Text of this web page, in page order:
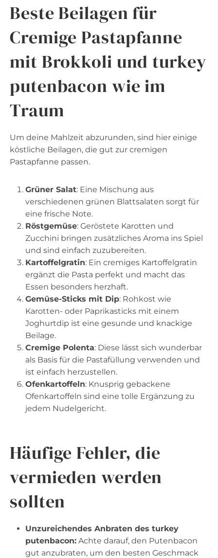
Beste Beilagen für
Cremige Pastapfanne
mit Brokkoli und turkey
putenbacon wie im
Traum
Um deine Mahlzeit abzurunden, sind hier einige
köstliche Beilagen, die gut zur cremigen
Pastapfanne passen.
Grüner Salat: Eine Mischung aus
verschiedenen grünen Blattsalaten sorgt für
eine frische Note.
Röstgemüse: Geröstete Karotten und
Zucchini bringen zusätzliches Aroma ins Spiel
und sind einfach zuzubereiten.
Kartoffelgratin: Ein cremiges Kartoffelgratin
ergänzt die Pasta perfekt und macht das
Essen besonders herzhaft.
Gemüse-Sticks mit Dip: Rohkost wie
Karotten- oder Paprikasticks mit einem
Joghurtdip ist eine gesunde und knackige
Beilage.
Cremige Polenta: Diese lässt sich wunderbar
als Basis für die Pastafüllung verwenden und
ist einfach herzustellen.
Ofenkartoffeln: Knusprig gebackene
Ofenkartoffeln sind eine tolle Ergänzung zu
jedem Nudelgericht.
Häufige Fehler, die
vermieden werden
sollten
Unzureichendes Anbraten des turkey
putenbacon: Achte darauf, den Putenbacon
gut anzubraten, um den besten Geschmack